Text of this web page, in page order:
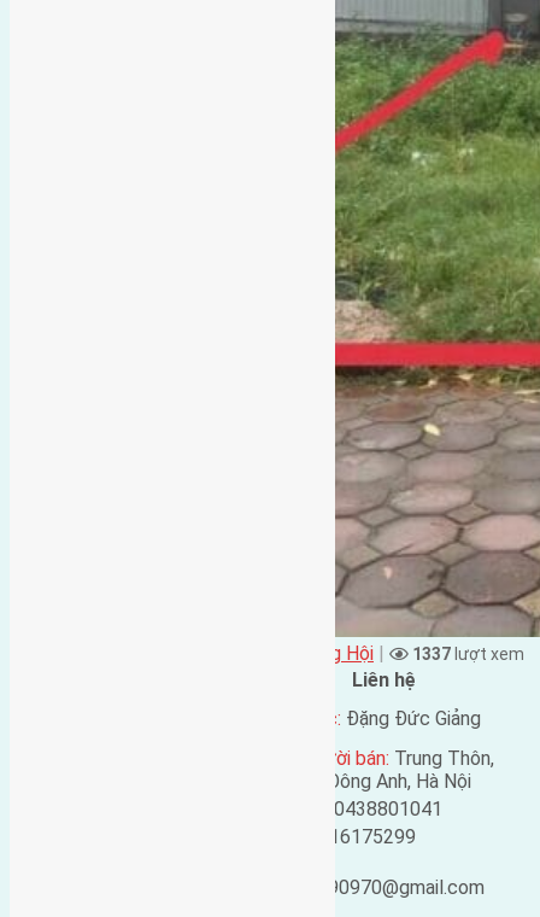
Xã Đông Hội | 1337 lượt xem
Liên hệ
Tên liên lạc: Đặng Đức Giảng
Địa chỉ người bán: Trung Thôn,
Đông Hội, Đông Anh, Hà Nội
0438801041
0916175299
ducgiang090970@gmail.com